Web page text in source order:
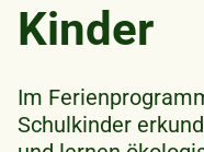
Kinder
Im
Schulkinder